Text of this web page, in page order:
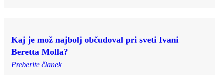
Kaj je mož najbolj občudoval pri sveti Ivani
Beretta Molla?
Preberite članek